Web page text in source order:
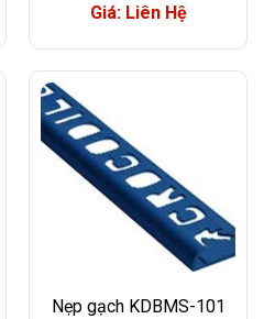
Giá: Liên Hệ
Nẹp gạch KDBMS-101